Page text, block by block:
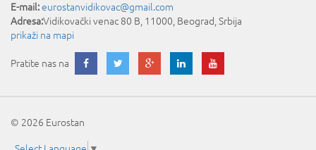
E-mail:eurostanvidikovac@gmail.com
Adresa:Vidikovački venac 80 B, 11000, Beograd,Srbija
prikaži na mapi
Pratite nas na
© 2026 Eurostan